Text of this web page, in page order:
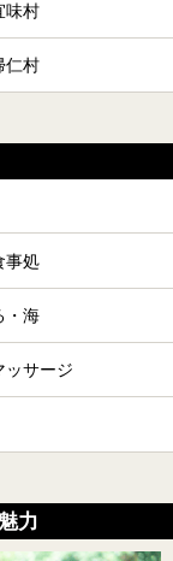
味村
仁村
事処
・海
ッサージ
力